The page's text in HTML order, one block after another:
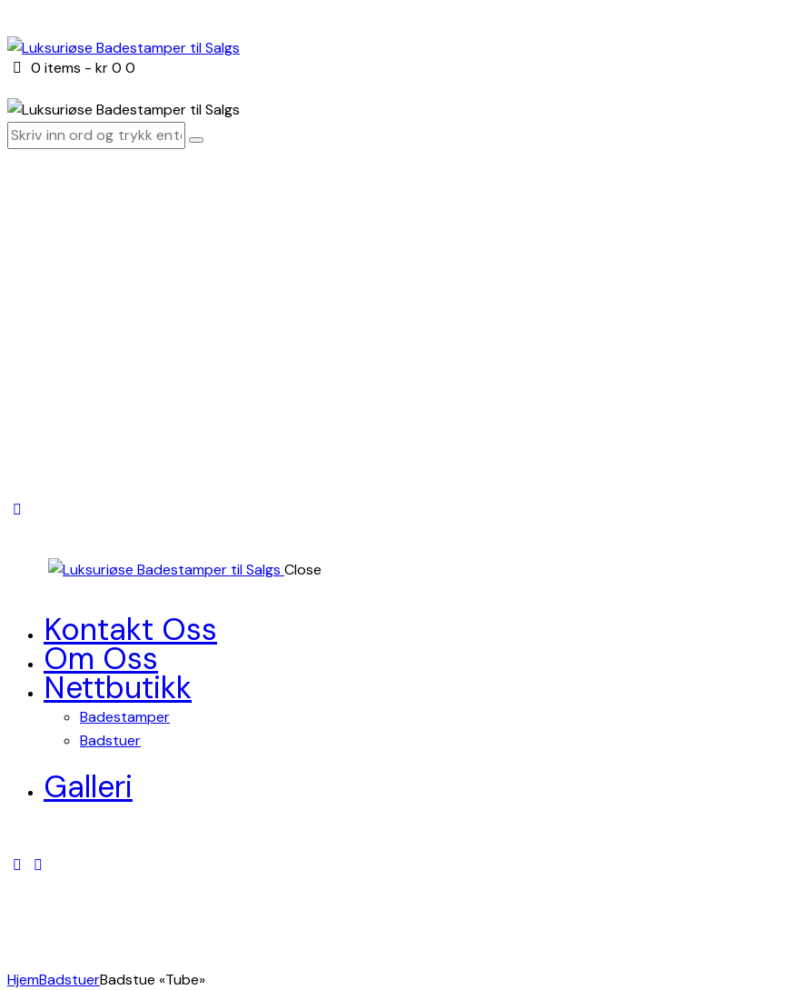
0 items -kr 0 0
Close
Kontakt Oss
Om Oss
Nettbutikk
Badestamper
Badstuer
Galleri
HjemBadstuerBadstue «Tube»